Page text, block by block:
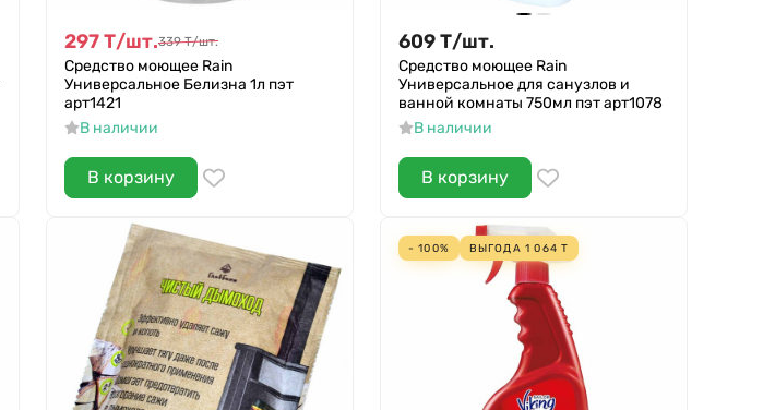
297Т/шт.339 Т/шт.
Средство моющее Rain
Универсальное Белизна 1л пэт
арт1421
В наличии
В корзину
609Т/шт.
Средство моющее Rain
Универсальное для санузлов и
ванной комнаты 750мл пэт арт1078
В наличии
В корзину
- 100% ВЫГОДА 1 064 Т